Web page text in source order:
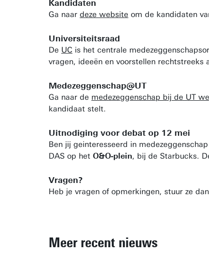
Kandidaten
Ga naar deze website om de kandidaten
Universiteitsraad
De UC is het centrale
vragen, ideeën en voorstellen rechtstreeks
Medezeggenschap@UT
Ga naar de medezeggenschap bij de UT
kandidaat stelt.
Uitnodiging voor debat op 12 mei
Ben jij geinteresseerd in
DAS op het O&O-plein, bij de Starbucks.
Vragen?
Heb je vragen of opmerkingen, stuur ze
Meer recent nieuws